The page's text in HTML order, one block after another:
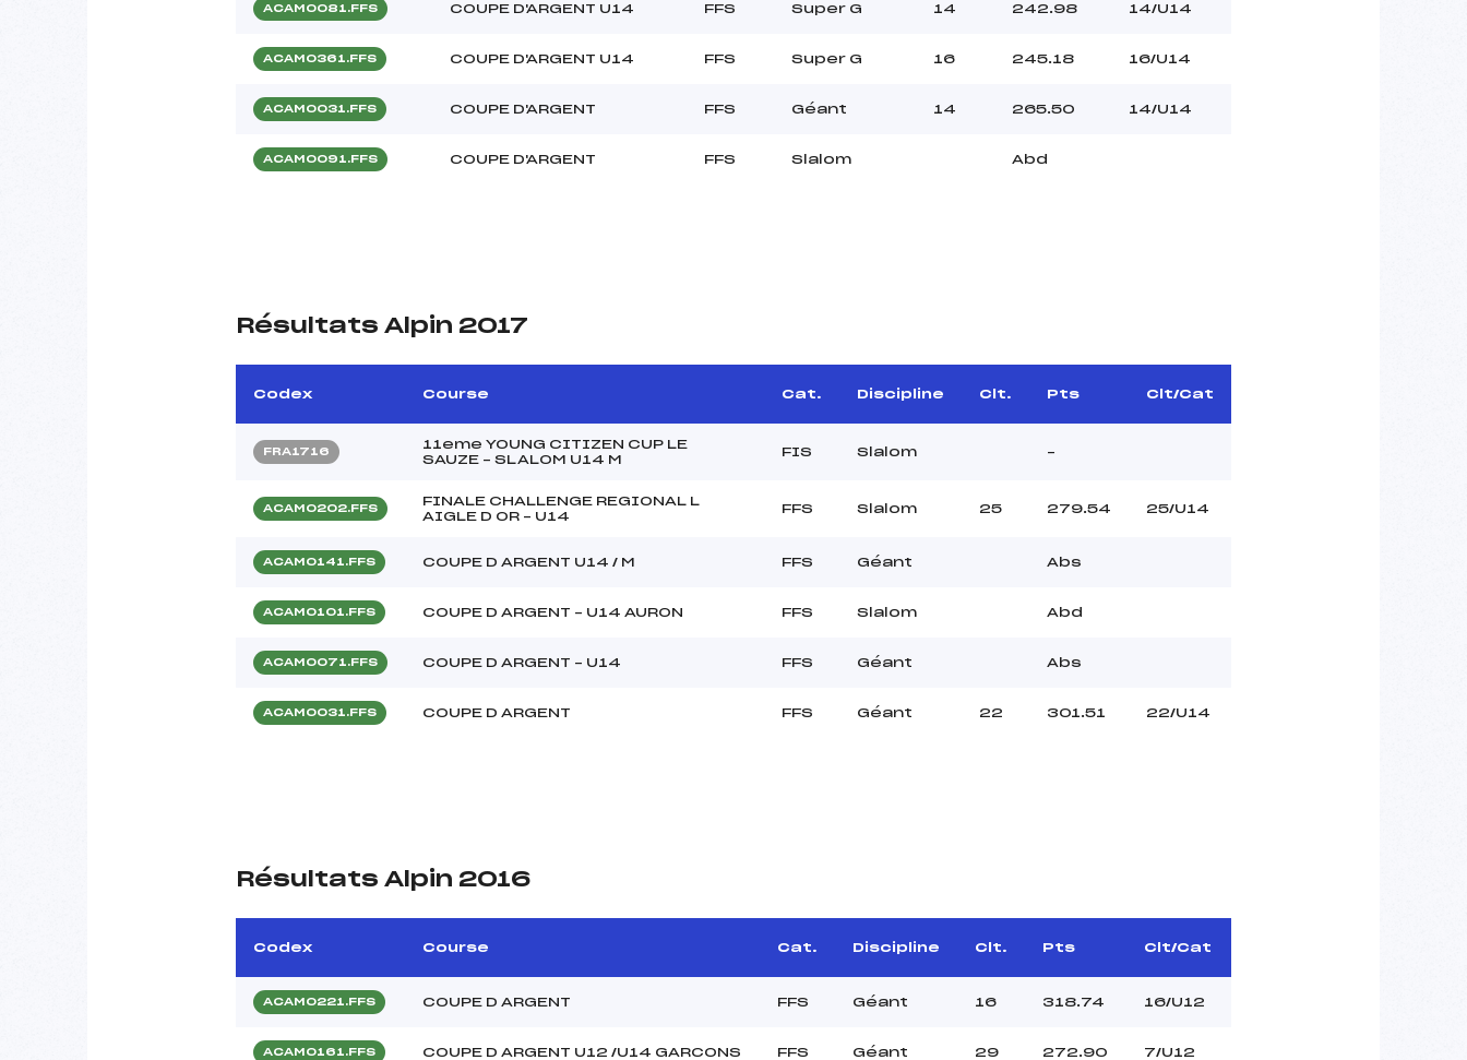
ACAM0081.FFS COUPE D'ARGENT U14 FFS Super G 14 242.98 14/U14
ACAM0361.FFS COUPE D'ARGENT U14 FFS Super G 16 245.18 16/U14
ACAM0031.FFS COUPE D'ARGENT FFS Géant 14 265.50 14/U14
ACAM0091.FFS COUPE D'ARGENT FFS Slalom Abd
Résultats Alpin 2017
Codex Course Cat. Discipline Clt. Pts Clt/Cat
FRA1716
11eme YOUNG CITIZEN CUP LE
SAUZE – SLALOM U14 M
FIS Slalom –
ACAM0202.FFS
FINALE CHALLENGE REGIONAL L
AIGLE D OR – U14
FFS Slalom 25 279.54 25/U14
ACAM0141.FFS COUPE D ARGENT U14 / M FFS Géant Abs
ACAM0101.FFS COUPE D ARGENT – U14 AURON FFS Slalom Abd
ACAM0071.FFS COUPE D ARGENT – U14 FFS Géant Abs
ACAM0031.FFS COUPE D ARGENT FFS Géant 22 301.51 22/U14
Résultats Alpin 2016
Codex Course Cat. Discipline Clt. Pts Clt/Cat
ACAM0221.FFS COUPE D ARGENT FFS Géant 16 318.74 16/U12
ACAM0161.FFS COUPE D ARGENT U12 /U14 GARCONS FFS Géant 29 272.90 7/U12